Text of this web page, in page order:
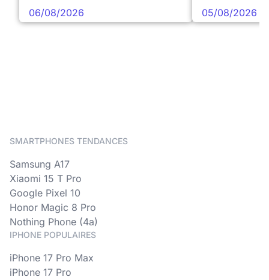
06/08/2026 05/08/2026
SMARTPHONES TENDANCES
Samsung A17
Xiaomi 15 T Pro
Google Pixel 10
Honor Magic 8 Pro
Nothing Phone (4a)
IPHONE POPULAIRES
iPhone 17 Pro Max
iPhone 17 Pro